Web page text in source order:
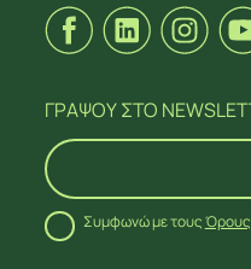
ΑΚΟΛΟΥΘΗΣΕ ΜΕΣΤΑ
ΓΡΑΨΟΥΣΤΟ
Συμφωνώ με τους